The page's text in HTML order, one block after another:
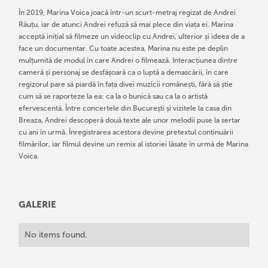
În 2019, Marina Voica joacă într-un scurt-metraj regizat de Andrei
Răuțu, iar de atunci Andrei refuză să mai plece din viața ei. Marina
acceptă inițial să filmeze un videoclip cu Andrei, ulterior și ideea de a
face un documentar. Cu toate acestea, Marina nu este pe deplin
mulțumită de modul în care Andrei o filmează. Interacțiunea dintre
cameră și personaj se desfășoară ca o luptă a demascării, în care
regizorul pare să piardă în fața divei muzicii românești, fără să știe
cum să se raporteze la ea: ca la o bunică sau ca la o artistă
efervescentă. Între concertele din București și vizitele la casa din
Breaza, Andrei descoperă două texte ale unor melodii puse la sertar
cu ani în urmă. Înregistrarea acestora devine pretextul continuării
filmărilor, iar filmul devine un remix al istoriei lăsate în urmă de Marina
Voica.
GALERIE
No items found.